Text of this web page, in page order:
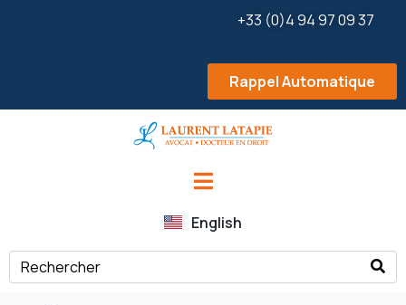
+33 (0)4 94 97 09 37
Rappel Automatique
English